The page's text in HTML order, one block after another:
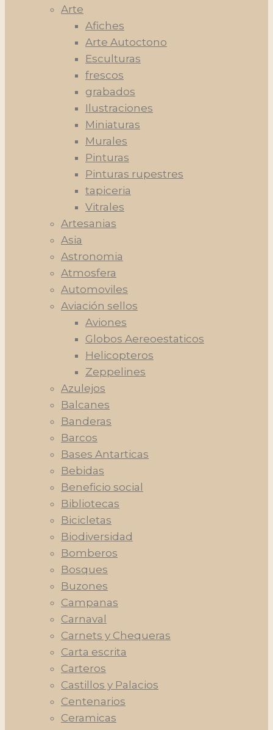
Arte
Afiches
Arte Autoctono
Esculturas
frescos
grabados
Ilustraciones
Miniaturas
Murales
Pinturas
Pinturas rupestres
tapiceria
Vitrales
Artesanias
Asia
Astronomia
Atmosfera
Automoviles
Aviación sellos
Aviones
Globos Aereoestaticos
Helicopteros
Zeppelines
Azulejos
Balcanes
Banderas
Barcos
Bases Antarticas
Bebidas
Beneficio social
Bibliotecas
Bicicletas
Biodiversidad
Bomberos
Bosques
Buzones
Campanas
Carnaval
Carnets y Chequeras
Carta escrita
Carteros
Castillos y Palacios
Centenarios
Ceramicas